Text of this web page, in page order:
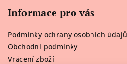
Informace pro vás
Podmínky ochrany osobních údajů
Obchodní podmínky
Vrácení zboží